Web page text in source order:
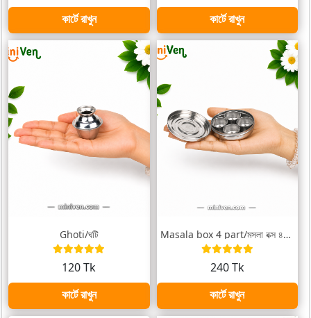
কার্টে রাখুন
কার্টে রাখুন
Ghoti/ঘটি
120 Tk
কার্টে রাখুন
Masala box 4 part/মসলা বক্স ৪বাটির
240 Tk
কার্টে রাখুন